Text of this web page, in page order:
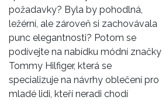
požadavky? Byla by pohodlná,
ležérní, ale zároveň si zachovávala
punc elegantnosti? Potom se
podívejte na nabídku módní značky
Tommy Hilfiger, která se
specializuje na návrhy oblečení pro
mladé lidi, kteří neradi chodí